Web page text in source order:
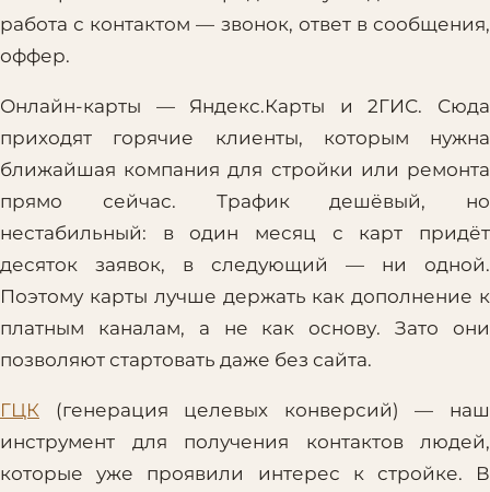
работа с контактом — звонок, ответ в сообщения,
оффер.
Онлайн-карты — Яндекс.Карты и 2ГИС. Сюда
приходят горячие клиенты, которым нужна
ближайшая компания для стройки или ремонта
прямо сейчас. Трафик дешёвый, но
нестабильный: в один месяц с карт придёт
десяток заявок, в следующий — ни одной.
Поэтому карты лучше держать как дополнение к
платным каналам, а не как основу. Зато они
позволяют стартовать даже без сайта.
ГЦК (генерация целевых конверсий) — наш
инструмент для получения контактов людей,
которые уже проявили интерес к стройке. В